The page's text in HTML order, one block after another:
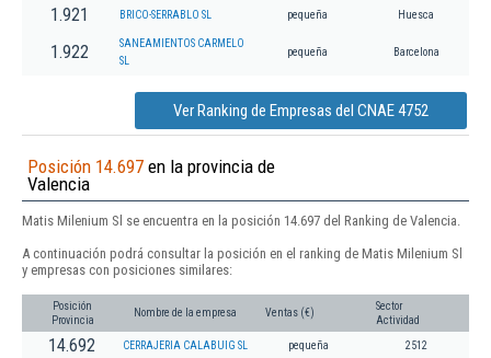
1.921 BRICO-SERRABLO SL pequeña Huesca
1.922
SANEAMIENTOS CARMELO
SL
pequeña Barcelona
Ver Ranking de Empresas del CNAE 4752
Posición 14.697 en la provincia de
Valencia
Matis Milenium Sl se encuentra en la posición 14.697 del Ranking de Valencia.
A continuación podrá consultar la posición en el ranking de Matis Milenium Sl
y empresas con posiciones similares:
Posición
Provincia
Nombre de la empresa Ventas (€)
Sector
Actividad
14.692 CERRAJERIA CALABUIG SL pequeña 2512